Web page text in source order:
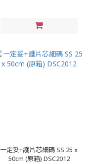
一定妥+護片芯細碼 SS 25 x
50cm (原箱) DSC2012